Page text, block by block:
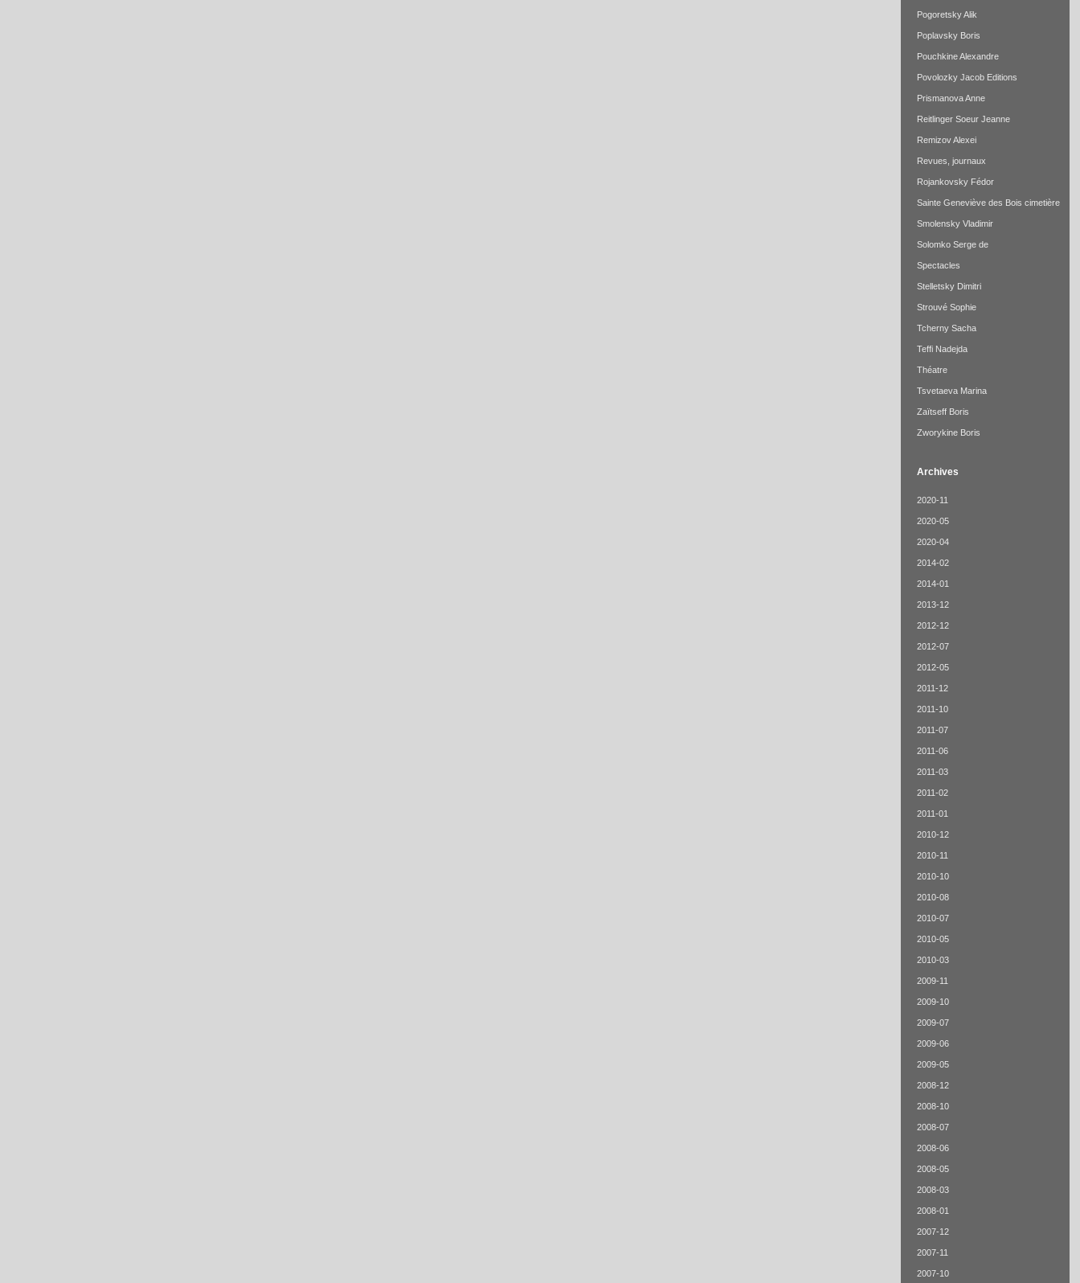
Pogoretsky Alik
Poplavsky Boris
Pouchkine Alexandre
Povolozky Jacob Editions
Prismanova Anne
Reitlinger Soeur Jeanne
Remizov Alexei
Revues, journaux
Rojankovsky Fédor
Sainte Geneviève des Bois cimetière
Smolensky Vladimir
Solomko Serge de
Spectacles
Stelletsky Dimitri
Strouvé Sophie
Tcherny Sacha
Teffi Nadejda
Théatre
Tsvetaeva Marina
Zaïtseff Boris
Zworykine Boris
Archives
2020-11
2020-05
2020-04
2014-02
2014-01
2013-12
2012-12
2012-07
2012-05
2011-12
2011-10
2011-07
2011-06
2011-03
2011-02
2011-01
2010-12
2010-11
2010-10
2010-08
2010-07
2010-05
2010-03
2009-11
2009-10
2009-07
2009-06
2009-05
2008-12
2008-10
2008-07
2008-06
2008-05
2008-03
2008-01
2007-12
2007-11
2007-10